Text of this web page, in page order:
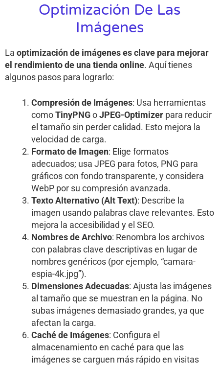
Optimización De Las
Imágenes
La optimización de imágenes es clave para mejorar
el rendimiento de una tienda online. Aquí tienes
algunos pasos para lograrlo:
Compresión de Imágenes: Usa herramientas
comoTinyPNGoJPEG-Optimizer para reducir
el tamaño sin perder calidad. Esto mejora la
velocidad de carga.
Formato de Imagen: Elige formatos
adecuados; usa JPEG para fotos, PNG para
gráficos con fondo transparente, y considera
WebP por su compresión avanzada.
Texto Alternativo (Alt Text): Describe la
imagen usando palabras clave relevantes. Esto
mejora la accesibilidad y el SEO.
Nombres de Archivo: Renombra los archivos
con palabras clave descriptivas en lugar de
nombres genéricos (por ejemplo, “camara-
espia-4k.jpg”).
Dimensiones Adecuadas: Ajusta las imágenes
al tamaño que se muestran en la página. No
subas imágenes demasiado grandes, ya que
afectan la carga.
Caché de Imágenes: Configura el
almacenamiento en caché para que las
imágenes se carguen más rápido en visitas